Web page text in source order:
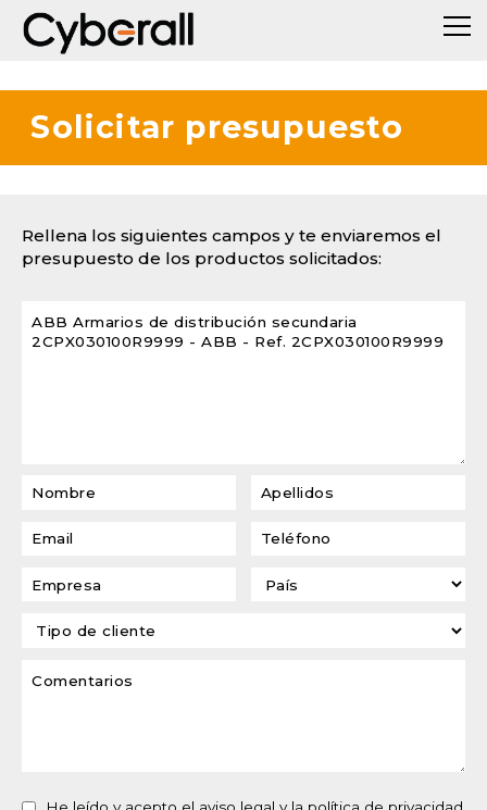
Solicitar presupuesto
Rellena los siguientes campos y te enviaremos el
presupuesto de los productos solicitados: